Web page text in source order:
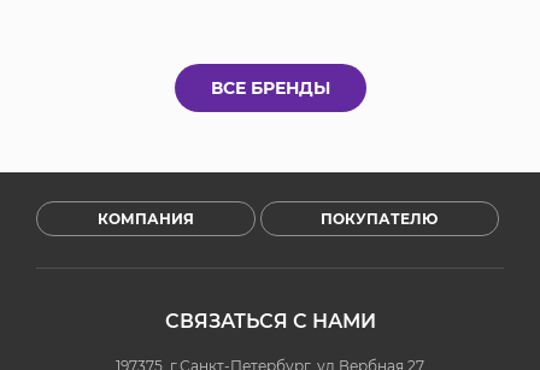
ВСЕ БРЕНДЫ
КОМПАНИЯ ПОКУПАТЕЛЮ
СВЯЗАТЬСЯ С НАМИ
197375, г.Санкт-Петербург, ул.Вербная 27